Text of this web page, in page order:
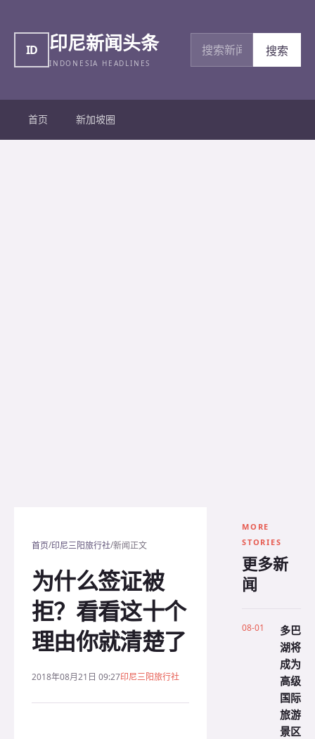
ID 印尼新闻头条
INDONESIA HEADLINES
搜索新闻
搜索
首页 新加坡圈
首页/印尼三阳旅行社/新闻正文
为什么签证被
拒？看看这十个
理由你就清楚了
2018年08月21日 09:27印尼三阳旅行社
MORE
STORIES
更多新
闻
08-01
多巴
湖将
成为
高级
国际
旅游
景区